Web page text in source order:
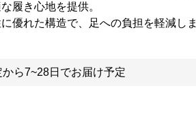
履き心地を提供。
優れた構造で、足への負担を軽減しま
から7~28日でお届け予定